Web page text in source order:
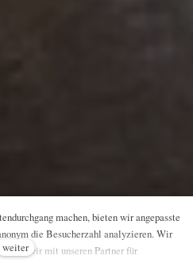
machen, bieten wir angepasste
die Besucherzahl analyzieren. Wir
wir mit unseren Partner für
weiter